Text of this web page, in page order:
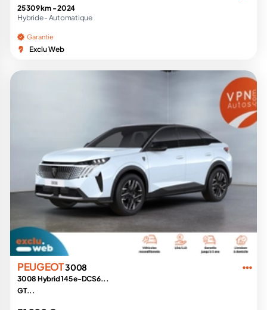
25 309 km -2024
Hybride - Automatique
Garantie
Exclu Web
PEUGEOT3008
3008 Hybrid 145 e-DCS6...
GT...